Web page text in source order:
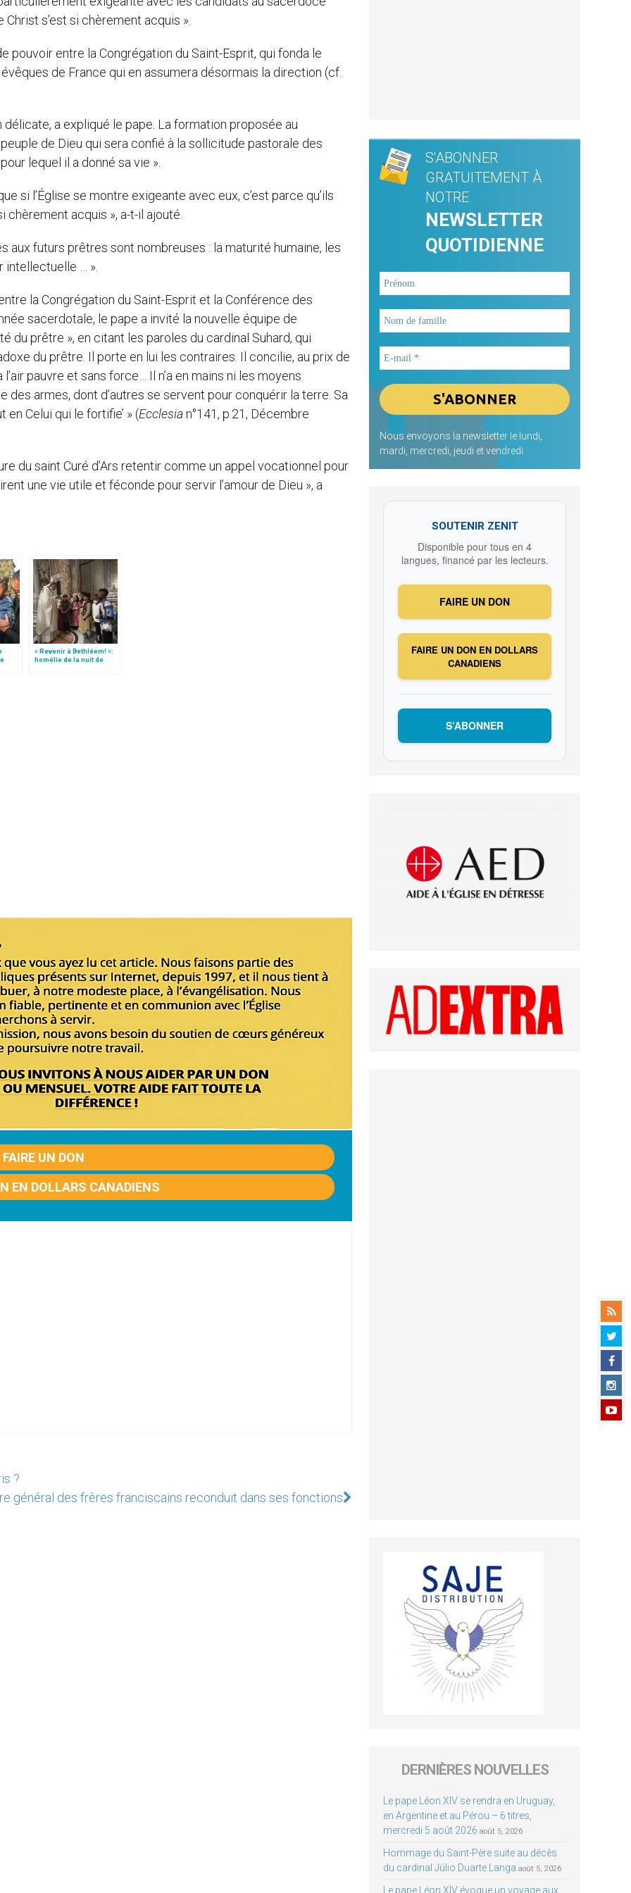
s’est si chèrement acquis ».
pouvoir entre la Congrégation du Saint-Esprit, qui fonda le
de France qui en assumera désormais la direction (cf.
a expliqué le pape. La formation proposée au
de Dieu qui sera confié à la sollicitude pastorale des
lequel il a donné sa vie ».
si l’Église se montre exigeante avec eux, c’est parce qu’ils
chèrement acquis », a-t-il ajouté.
aux futurs prêtres sont nombreuses : la maturité humaine, les
intellectuelle … ».
la Congrégation du Saint-Esprit et la Conférence des
sacerdotale, le pape a invité la nouvelle équipe de
du prêtre », en citant les paroles du cardinal Suhard, qui
du prêtre. Il porte en lui les contraires. Il concilie, au prix de
pauvre et sans force… Il n’a en mains ni les moyens
armes, dont d’autres se servent pour conquérir la terre. Sa
en Celui qui le fortifie’ » (Ecclesian°141, p.21, Décembre
du saint Curé d’Ars retentir comme un appel vocationnel pour
une vie utile et féconde pour servir l’amour de Dieu », a
« Revenir à Bethléem! »:
homélie de la nuit de
Noël (texte complet)
FAIRE UN DON
EN DOLLARS CANADIENS
?
général des frères franciscains reconduit dans ses fonctions
S'ABONNER
GRATUITEMENT À
NOTRE
NEWSLETTER
QUOTIDIENNE
Nous envoyons la newsletter le lundi,
mardi, mercredi, jeudi et vendredi
SOUTENIR ZENIT
Disponible pour tous en 4
langues, financé par les lecteurs.
FAIRE UN DON
FAIRE UN DON EN DOLLARS
CANADIENS
S’ABONNER
DERNIÈRES NOUVELLES
Le pape Léon XIV se rendra en Uruguay,
en Argentine et au Pérou – 6 titres,
mercredi 5 août 2026 août 5, 2026
Hommage du Saint-Père suite au décès
du cardinal Júlio Duarte Langa août 5, 2026
Le pape Léon XIV évoque un voyage aux